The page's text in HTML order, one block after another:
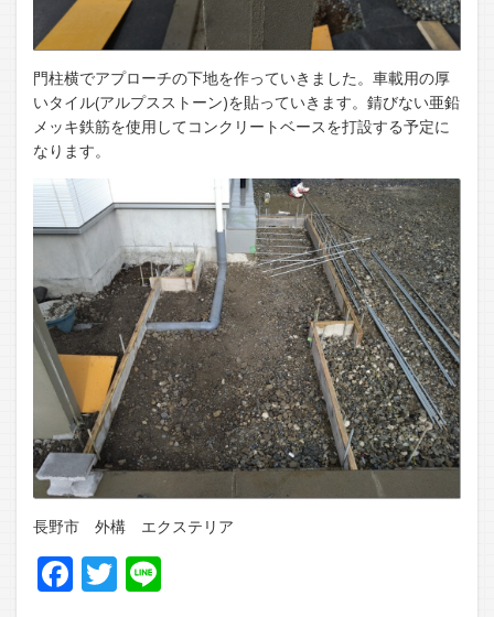
門柱横でアプローチの下地を作っていきました。車載用の厚
いタイル(アルプスストーン)を貼っていきます。錆びない亜鉛
メッキ鉄筋を使用してコンクリートベースを打設する予定に
なります。
長野市 外構 エクステリア
Facebook
Twitter